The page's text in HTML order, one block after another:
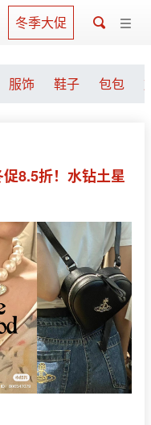
冬季大促
服饰 鞋子 包包
8.5折！水钻土星